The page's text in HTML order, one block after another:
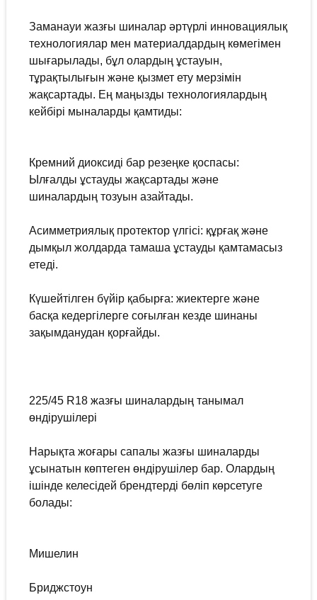
Заманауи жазғы шиналар әртүрлі инновациялық
технологиялар мен материалдардың көмегімен
шығарылады, бұл олардың ұстауын,
тұрақтылығын және қызмет ету мерзімін
жақсартады. Ең маңызды технологиялардың
кейбірі мыналарды қамтиды:
Кремний диоксиді бар резеңке қоспасы:
Ылғалды ұстауды жақсартады және
шиналардың тозуын азайтады.
Асимметриялық протектор үлгісі: құрғақ және
дымқыл жолдарда тамаша ұстауды қамтамасыз
етеді.
Күшейтілген бүйір қабырға: жиектерге және
басқа кедергілерге соғылған кезде шинаны
зақымданудан қорғайды.
225/45 R18 жазғы шиналардың танымал
өндірушілері
Нарықта жоғары сапалы жазғы шиналарды
ұсынатын көптеген өндірушілер бар. Олардың
ішінде келесідей брендтерді бөліп көрсетуге
болады:
Мишелин
Бриджстоун